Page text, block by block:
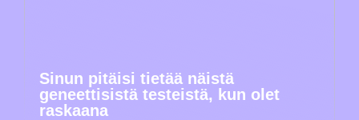
Sinun pitäisi tietää näistä
geneettisistä testeistä, kun olet
raskaana